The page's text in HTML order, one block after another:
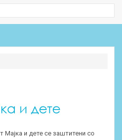
Мајка и дете се заштитени со